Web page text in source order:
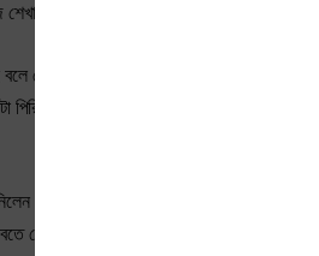
সময় লাগবে। তিনি গম্ভীর মুখে বললেন,
বলে দেয়া যায়, সে কিছুই বোঝে নি। বোঝার
পিরিচ এবং একটা প্লেট ভেঙেছে। একটা
একটি সিগারেট বের করে হাত দিয়ে গুঁড়ো
চেষ্টা করেন একটি সিগারেট টানা হল। এতে কোনো